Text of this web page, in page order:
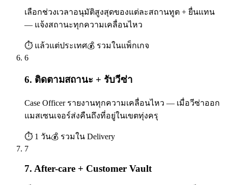
เลือกช่วงเวลาอนุมัติสูงสุดของแต่ละสถานทูต + ยื่นแทน
— แจ้งสถานะทุกความเคลื่อนไหว
⏱ แล้วแต่ประเทศ💰 รวมในแพ็กเกจ
6
6. ติดตามสถานะ + รับวีซ่า
Case Officer รายงานทุกความเคลื่อนไหว — เมื่อวีซ่าออก
แมสเซนเจอร์ส่งคืนถึงที่อยู่ในเขตทุ่งครุ
⏱ 1 วัน💰 รวมใน Delivery
7
7. After-care + Customer Vault